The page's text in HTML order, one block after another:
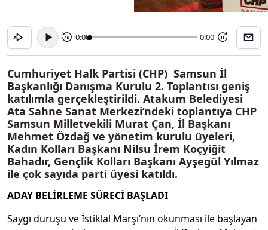
15 0:00 -0:00 15
Cumhuriyet Halk Partisi (CHP) Samsun İl
Başkanlığı Danışma Kurulu 2. Toplantısı geniş
katılımla gerçekleştirildi. Atakum Belediyesi
Ata Sahne Sanat Merkezi’ndeki toplantıya CHP
Samsun Milletvekili Murat Çan, İl Başkanı
Mehmet Özdağ ve yönetim kurulu üyeleri,
Kadın Kolları Başkanı Nilsu İrem Koçyiğit
Bahadır, Gençlik Kolları Başkanı Ayşegül Yılmaz
ile çok sayıda parti üyesi katıldı.
ADAY BELİRLEME SÜRECİ BAŞLADI
Saygı duruşu ve İstiklal Marşı’nın okunması ile başlayan